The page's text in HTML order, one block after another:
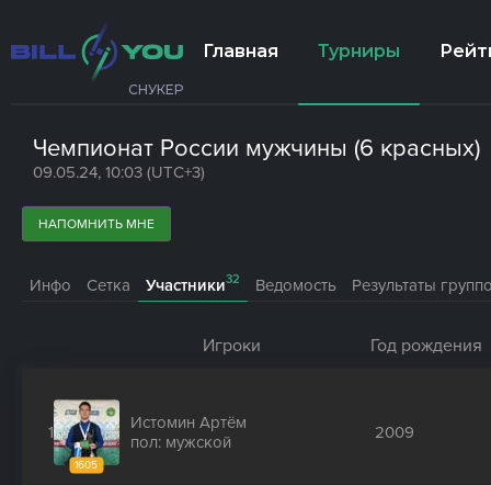
СНУКЕР
Главная Турниры
Чемпионат России мужчины (6 красных)
09.05.24, 10:03 (UTC+3)
НАПОМНИТЬ МНЕ
Инфо Сетка Участники32 Ведомость Результаты
Игроки Год рождения
1
1605
Истомин Артём
пол: мужской
2009